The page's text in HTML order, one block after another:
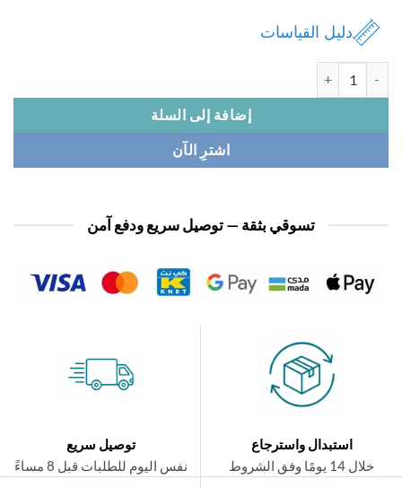
دليل القياسات
إضافة إلى السلة
اشترِ الآن
تسوقي بثقة — توصيل سريع ودفع آمن
استبدال واسترجاع
توصيل سريع
نفس اليوم للطلبات قبل 8 مساءً